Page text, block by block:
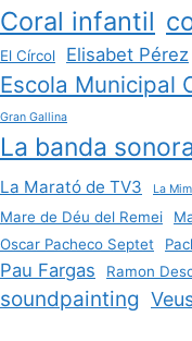
Coral infantil
El Círcol
Elisabet Pérez
Escola Municipal
Gran Gallina
La banda
La Marató de TV3 La
Mare de Déu del Remei
Oscar Pacheco Septet
Pau Fargas Ramon
soundpainting